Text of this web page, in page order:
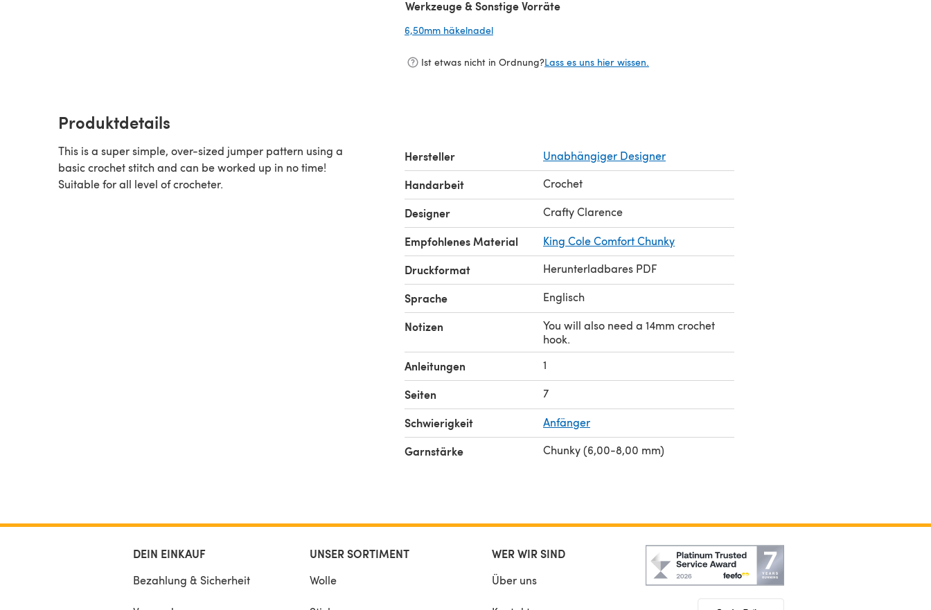
Werkzeuge & Sonstige Vorräte
6,50mm häkelnadel
Ist etwas nicht in Ordnung?Lass es uns hier wissen.
Produktdetails
This is a super simple, over-sized jumper pattern using a
basic crochet stitch and can be worked up in no time!
Suitable for all level of crocheter.
Hersteller Unabhängiger Designer
Handarbeit Crochet
Designer Crafty Clarence
Empfohlenes Material King Cole Comfort Chunky
Druckformat Herunterladbares PDF
Sprache Englisch
Notizen
You will also need a 14mm crochet
hook.
Anleitungen 1
Seiten 7
Schwierigkeit Anfänger
Garnstärke Chunky (6,00-8,00 mm)
DEIN EINKAUF
Bezahlung & Sicherheit
UNSER SORTIMENT
Wolle
WER WIR SIND
Über uns